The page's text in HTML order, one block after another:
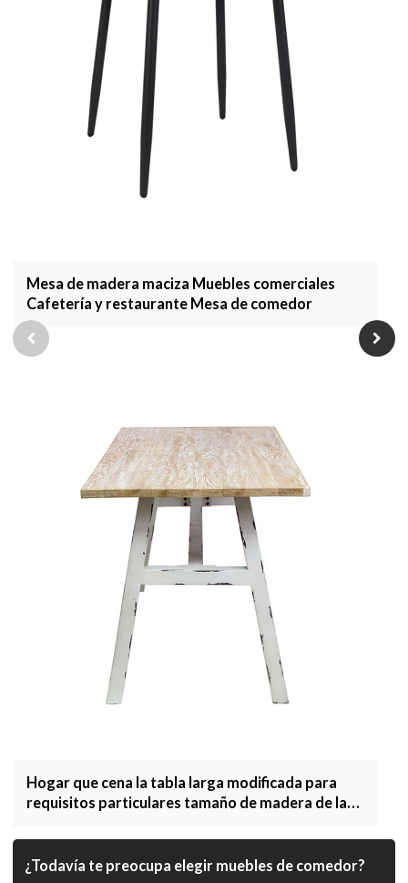
Mesa de madera maciza Muebles comerciales
Cafetería y restaurante Mesa de comedor
Hogar que cena la tabla larga modificada para
requisitos particulares tamaño de madera de la
¿Todavía te preocupa elegir muebles de comedor?